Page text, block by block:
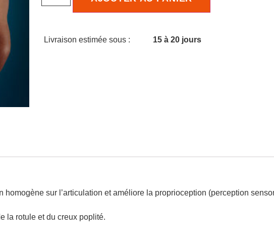
Livraison estimée sous : 15 à 20 jours
homogène sur l’articulation et améliore la proprioception (perception
la rotule et du creux poplité.